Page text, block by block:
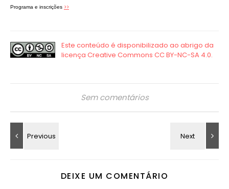
Programa e inscrições >>
Sem comentários
DEIXE UM COMENTÁRIO